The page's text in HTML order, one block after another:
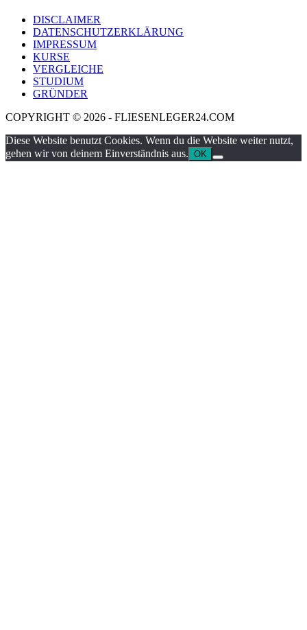
DISCLAIMER
DATENSCHUTZERKLÄRUNG
IMPRESSUM
KURSE
VERGLEICHE
STUDIUM
GRÜNDER
COPYRIGHT © 2026 - FLIESENLEGER24.COM
Diese Website benutzt Cookies. Wenn du die Website weiter nutzt,
gehen wir von deinem Einverständnis aus. OK